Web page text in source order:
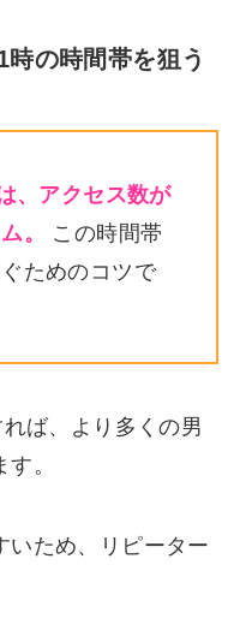
の時間帯を狙う
、アクセス数が
。
この時間帯
ためのコツで
ば、より多くの男
。
いため、リピーター